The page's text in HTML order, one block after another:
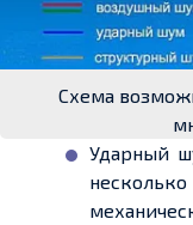
Схема
Ударный